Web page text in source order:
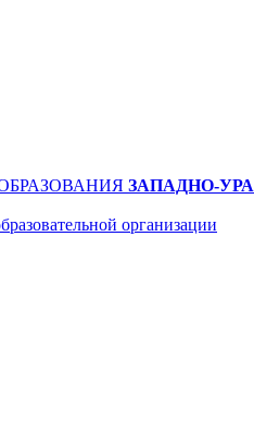
ЗАПАДНО-
организации